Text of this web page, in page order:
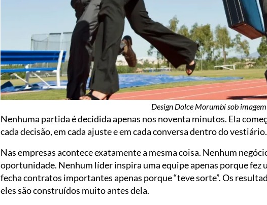
Design Dolce Morumbi sob
Nenhuma partida é decidida apenas nos noventa minutos. Ela
cada decisão, em cada ajuste e em cada conversa dentro do vestiário.
Nas empresas acontece exatamente a mesma coisa. Nenhum
oportunidade. Nenhum líder inspira uma equipe apenas porque
fecha contratos importantes apenas porque “teve sorte”. Os
eles são construídos muito antes dela.